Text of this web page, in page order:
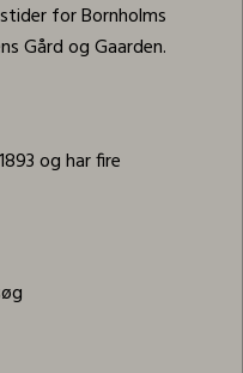
for Bornholms
Gård og Gaarden.
og har fire